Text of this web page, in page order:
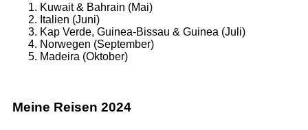
Kuwait & Bahrain (Mai)
Italien (Juni)
Kap Verde, Guinea-Bissau & Guinea (Juli)
Norwegen (September)
Madeira (Oktober)
Meine Reisen 2024